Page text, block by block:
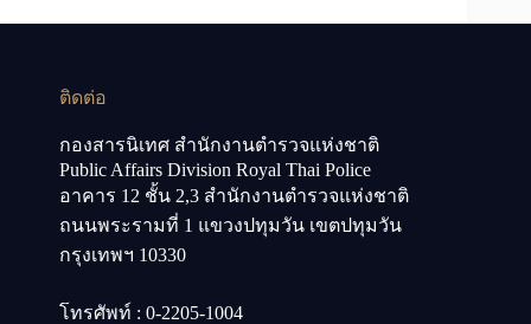
ติดต่อ
กองสารนิเทศ สำนักงานตำรวจแห่งชาติ
Public Affairs Division Royal Thai Police
อาคาร 12 ชั้น 2,3 สำนักงานตำรวจแห่งชาติ
ถนนพระรามที่ 1 แขวงปทุมวัน เขตปทุมวัน
กรุงเทพฯ 10330
โทรศัพท์ : 0-2205-1004